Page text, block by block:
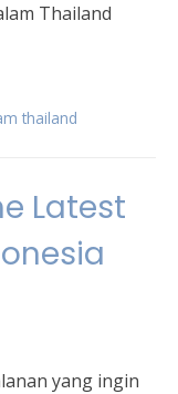
Thailand
thailand
Latest
yang ingin